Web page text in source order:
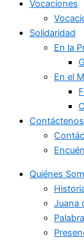
Vocaciones
Solidaridad
En la
En el
Contáctenos
Quiénes
Juana